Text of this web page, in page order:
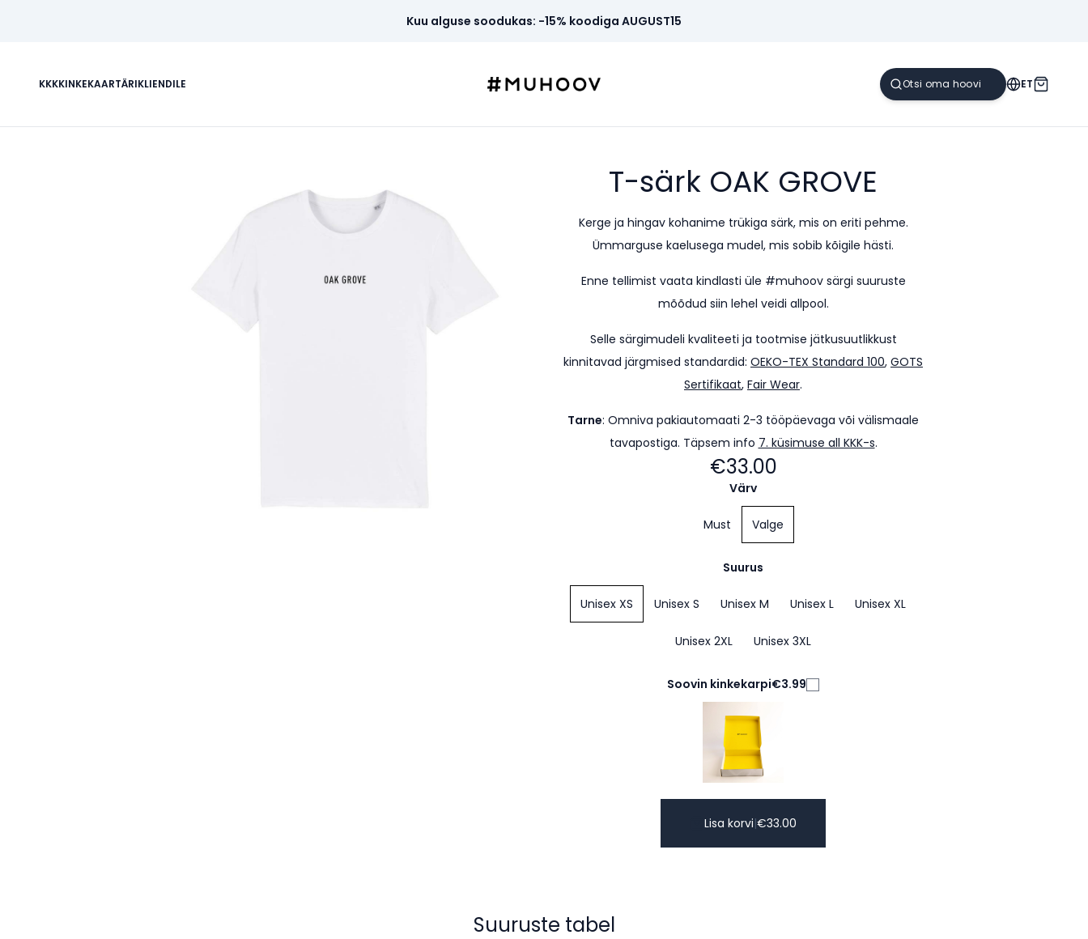
Kuu alguse soodukas: -15% koodiga AUGUST15
KKKKINKEKAARTÄRIKLIENDILE ET
T-särk OAK GROVE
Kerge ja hingav kohanime trükiga särk, mis on eriti pehme.
Ümmarguse kaelusega mudel, mis sobib kõigile hästi.
Enne tellimist vaata kindlasti üle #muhoov särgi suuruste
mõõdud siin lehel veidi allpool.
Selle särgimudeli kvaliteeti ja tootmise jätkusuutlikkust
kinnitavad järgmised standardid: OEKO-TEX Standard 100, GOTS
Sertifikaat, Fair Wear.
Tarne: Omniva pakiautomaati 2-3 tööpäevaga või välismaale
tavapostiga. Täpsem info 7. küsimuse all KKK-s.
€33.00
Värv
Must Valge
Suurus
Unisex XS Unisex S Unisex M Unisex L Unisex XL
Unisex 2XL Unisex 3XL
Soovin kinkekarpi€3.99
Lisa korvi|€33.00
Suuruste tabel